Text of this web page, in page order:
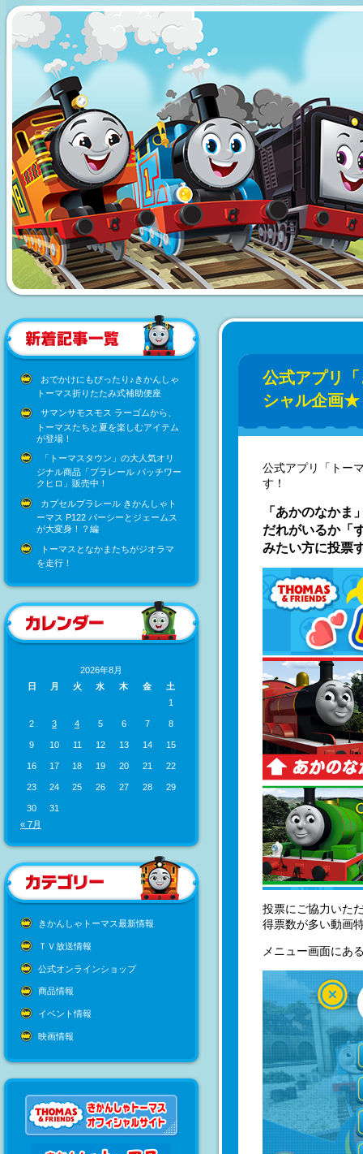
おでかけにもぴったり♪きかんしゃ
トーマス折りたたみ式補助便座
サマンサモスモス ラーゴムから、
トーマスたちと夏を楽しむアイテム
が登場！
「トーマスタウン」の大人気オリ
ジナル商品「プラレール パッチワー
クヒロ」販売中！
カプセルプラレール きかんしゃト
ーマス P122 パーシーとジェームス
が大変身！？編
トーマスとなかまたちがジオラマ
を走行！
2026年8月
日
月 火 水 木 金
土
1
2 3 4 5 6 7 8
9 10 11 12 13 14 15
16 17 18 19 20 21 22
23 24 25 26 27 28 29
30
31
« 7月
きかんしゃトーマス最新情報
ＴＶ放送情報
公式オンラインショップ
商品情報
イベント情報
映画情報
公式アプリ
シャル企画★
公式アプリ「トー
す！
「あかのなかま
だれがいるか「
みたい方に投票
投票にご協力いた
得票数が多い動画
メニュー画面にあ